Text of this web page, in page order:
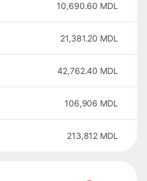
10,690.60 MDL
21,381.20 MDL
42,762.40 MDL
106,906 MDL
213,812 MDL